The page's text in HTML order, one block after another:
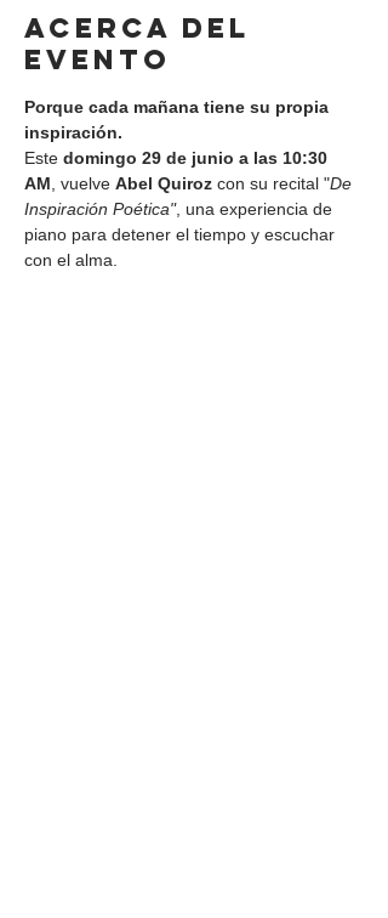
Acerca del
evento
Porque cada mañana tiene su propia
inspiración.
Este domingo 29 de junio a las 10:30
AM , vuelve Abel Quiroz con su recital "De
Inspiración Poética", una experiencia de
piano para detener el tiempo y escuchar
con el alma.